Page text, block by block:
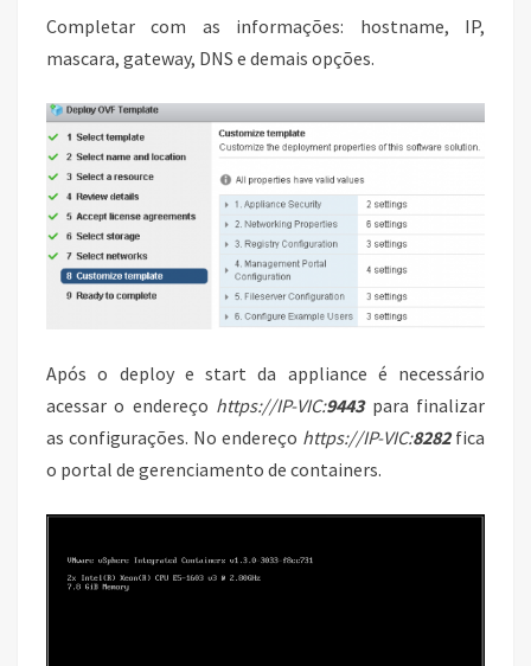
Completar com as informações: hostname, IP,
mascara, gateway, DNS e demais opções.
Após o deploy e start da appliance é necessário
acessar o endereço https://IP-VIC:9443para finalizar
as configurações. No endereço https://IP-VIC:8282fica
o portal de gerenciamento de containers.